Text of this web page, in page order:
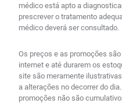
médico está apto a
prescrever o tratamento
médico deverá ser consultado.
Os preços e as promoções
internet e até durarem os
site são meramente
a alterações no decorrer do
promoções não são